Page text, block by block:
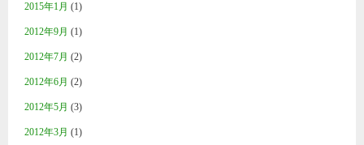
2015年1月 (1)
2012年9月 (1)
2012年7月 (2)
2012年6月 (2)
2012年5月 (3)
2012年3月 (1)